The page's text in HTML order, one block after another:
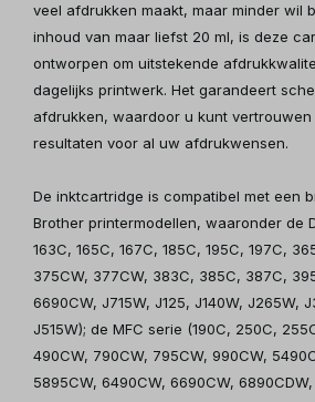
veel afdrukken maakt, maar minder wil
inhoud van maar liefst 20 ml, is deze
ontworpen om uitstekende
dagelijks printwerk. Het garandeert
afdrukken, waardoor u kunt
resultaten voor al uw afdrukwensen.
De inktcartridge is compatibel met een
Brother printermodellen, waaronder de
163C, 165C, 167C, 185C, 195C, 197C,
375CW, 377CW, 383C, 385C, 387C,
6690CW, J715W, J125, J140W, J265W,
J515W); de MFC serie (190C, 250C,
490CW, 790CW, 795CW, 990CW,
5895CW, 6490CW, 6690CW,